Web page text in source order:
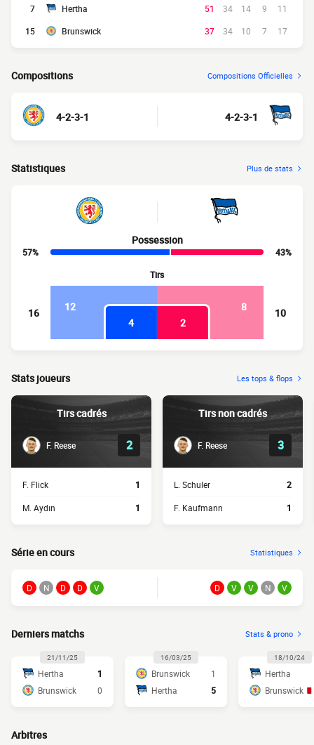
7 Hertha 51 34 14 9
11
15
Brunswick 37 34 10 7 17
Compositions Compositions Officielles
4-2-3-1 4-2-3-1
Statistiques Plus de stats
Possession
57%
43%
Tirs
16 12
8
4
2
10
Stats joueurs Les tops & flops
Tirs cadrés
F. Reese 2
F. Flick 1
M. Aydın 1
Tirs non cadrés
F. Reese 3
L. Schuler 2
F. Kaufmann 1
Série en cours Statistiques
D N D D V D V V N V
Derniers matchs Stats & prono
21/11/25
Hertha
1
Brunswick
0
16/03/25
Brunswick
1
Hertha
5
18/10/24
Hertha
Brunswick
Arbitres